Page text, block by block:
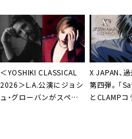
信決定
＜YOSHIKI CLASSICAL
2026＞L.A.公演にジョシ
ュ・グローバンがスペシ
X JAPAN、
第四弾。「
とCLAMPコ